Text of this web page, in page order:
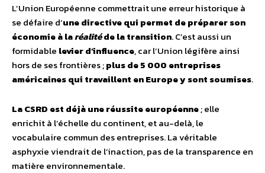
L’Union Européenne commettrait une erreur historique à
se défaire d’une directive qui permet de préparer son
économie à laréalitéde la transition. C’est aussi un
formidable levier d’influence, car l’Union légifère ainsi
hors de ses frontières ;plus de 5 000 entreprises
américaines qui travaillent en Europe y sont soumises.
La CSRD est déjà une réussite européenne; elle
enrichit à l’échelle du continent, et au-delà, le
vocabulaire commun des entreprises. La véritable
asphyxie viendrait de l’inaction, pas de la transparence en
matière environnementale.